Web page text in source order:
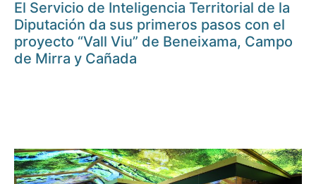
El Servicio de Inteligencia Territorial de la
Diputación da sus primeros pasos con el
proyecto “Vall Viu” de Beneixama, Campo
de Mirra y Cañada